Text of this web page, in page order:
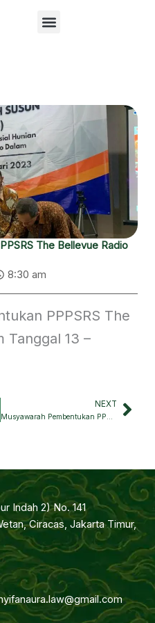
The Bellevue Radio
8:30 am
PPPSRS The
Tanggal 13 –
NEXT
Indah 2) No. 141
Ciracas, Jakarta Timur,